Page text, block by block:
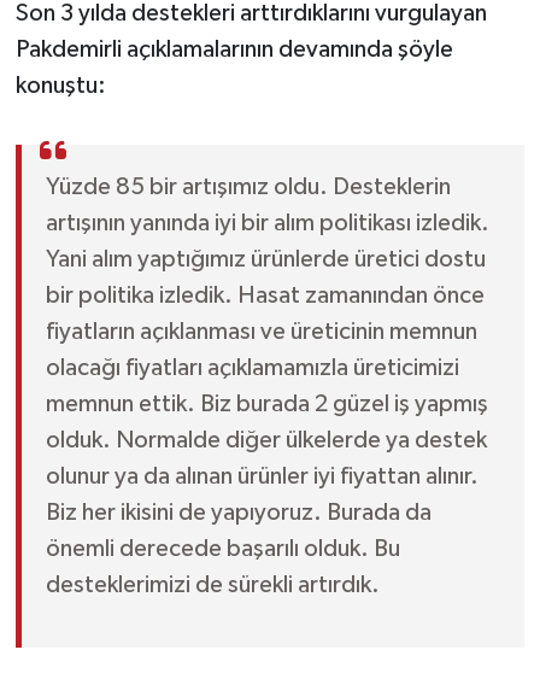
Son 3 yılda destekleri arttırdıklarını vurgulayan
Pakdemirli açıklamalarının devamında şöyle
konuştu:
Yüzde 85 bir artışımız oldu. Desteklerin
artışının yanında iyi bir alım politikası izledik.
Yani alım yaptığımız ürünlerde üretici dostu
bir politika izledik. Hasat zamanından önce
fiyatların açıklanması ve üreticinin memnun
olacağı fiyatları açıklamamızla üreticimizi
memnun ettik. Biz burada 2 güzel iş yapmış
olduk. Normalde diğer ülkelerde ya destek
olunur ya da alınan ürünler iyi fiyattan alınır.
Biz her ikisini de yapıyoruz. Burada da
önemli derecede başarılı olduk. Bu
desteklerimizi de sürekli artırdık.